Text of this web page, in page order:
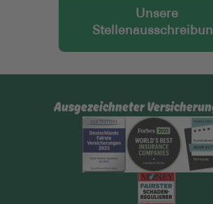
Unsere
Ausgezeichneter